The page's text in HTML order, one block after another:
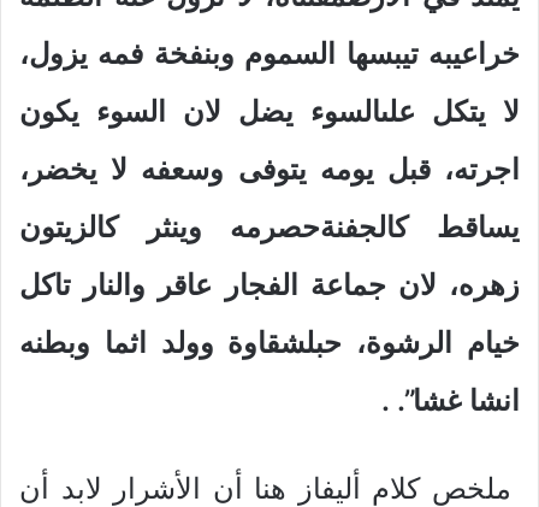
خراعيبه تيبسها السموم وبنفخة فمه يزول،
لا يتكل علىالسوء يضل لان السوء يكون
اجرته، قبل يومه يتوفى وسعفه لا يخضر،
يساقط كالجفنةحصرمه وينثر كالزيتون
زهره، لان جماعة الفجار عاقر والنار تاكل
خيام الرشوة، حبلشقاوة وولد اثما وبطنه
انشا غشا”. .
ملخص كلام أليفاز هنا أن الأشرار لابد أن